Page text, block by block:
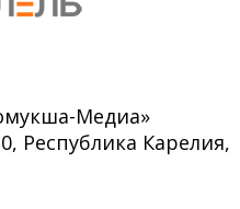
Медиа»
Республика Карелия,